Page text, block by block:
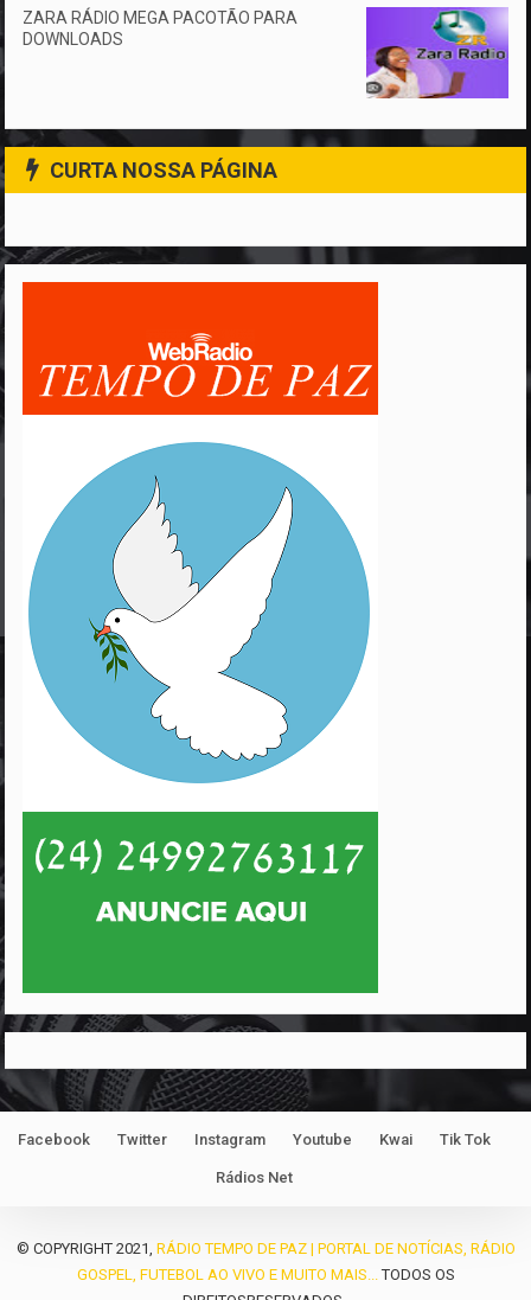
ZARA RÁDIO MEGA PACOTÃO PARA
DOWNLOADS
CURTA NOSSA PÁGINA
Facebook Twitter Instagram Youtube Kwai Tik Tok
Rádios Net
© COPYRIGHT 2021, RÁDIO TEMPO DE PAZ | PORTAL DE NOTÍCIAS, RÁDIO
GOSPEL, FUTEBOL AO VIVO E MUITO MAIS...TODOS OS